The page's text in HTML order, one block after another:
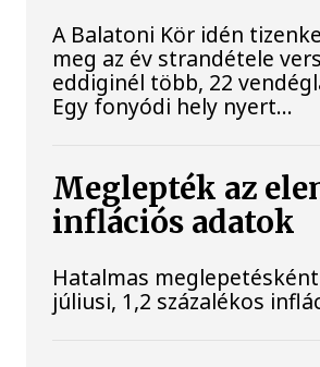
A Balatoni Kör idén
meg az év strandétele
eddiginél több, 22
Egy fonyódi hely nyert...
Meglepték az
inflációs adatok
Hatalmas
júliusi, 1,2 százalékos